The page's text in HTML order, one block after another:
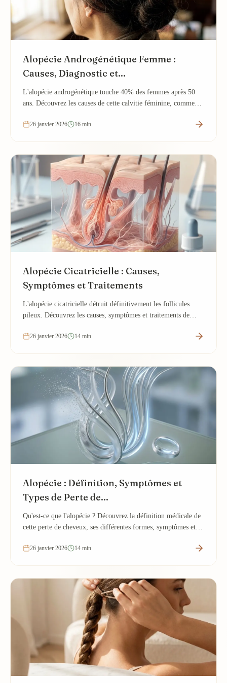
Alopécie Androgénétique Femme :
Causes, Diagnostic et...
L'alopécie androgénétique touche 40% des femmes après 50
ans. Découvrez les causes de cette calvitie féminine, comment
26 janvier 2026 16 min
Alopécie Cicatricielle : Causes,
Symptômes et Traitements
L'alopécie cicatricielle détruit définitivement les follicules
pileux. Découvrez les causes, symptômes et traitements de
26 janvier 2026 14 min
Alopécie : Définition, Symptômes et
Types de Perte de...
Qu'est-ce que l'alopécie ? Découvrez la définition médicale de
cette perte de cheveux, ses différentes formes, symptômes et
26 janvier 2026 14 min